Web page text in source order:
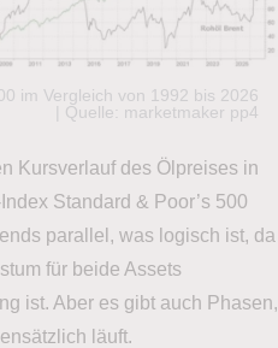
im Vergleich von 1992 bis 2026
| Quelle: marketmaker pp4
Kursverlauf des Ölpreises in
Standard & Poor’s 500
parallel, was logisch ist, da
für beide Assets
ist. Aber es gibt auch Phasen,
läuft.